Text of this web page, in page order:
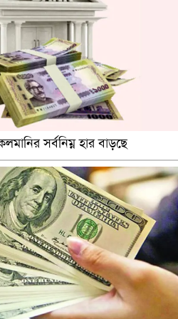
সপ্তাহেই ২১ হাজারের বেশি
সর্বনিম্ন হার বাড়ছে